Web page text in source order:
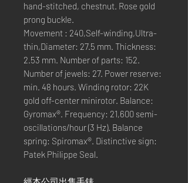
hand-stitched, chestnut. Rose gold
prong buckle.
Movement : 240,Self-winding,Ultra-
thin,Diameter: 27.5 mm. Thickness:
2.53 mm. Number of parts: 152.
Number of jewels: 27. Power reserve:
min. 48 hours. Winding rotor: 22K
gold off-center minirotor. Balance:
Gyromax®. Frequency: 21,600 semi-
oscillations/hour (3 Hz). Balance
spring: Spiromax®. Distinctive sign:
Patek Philippe Seal.